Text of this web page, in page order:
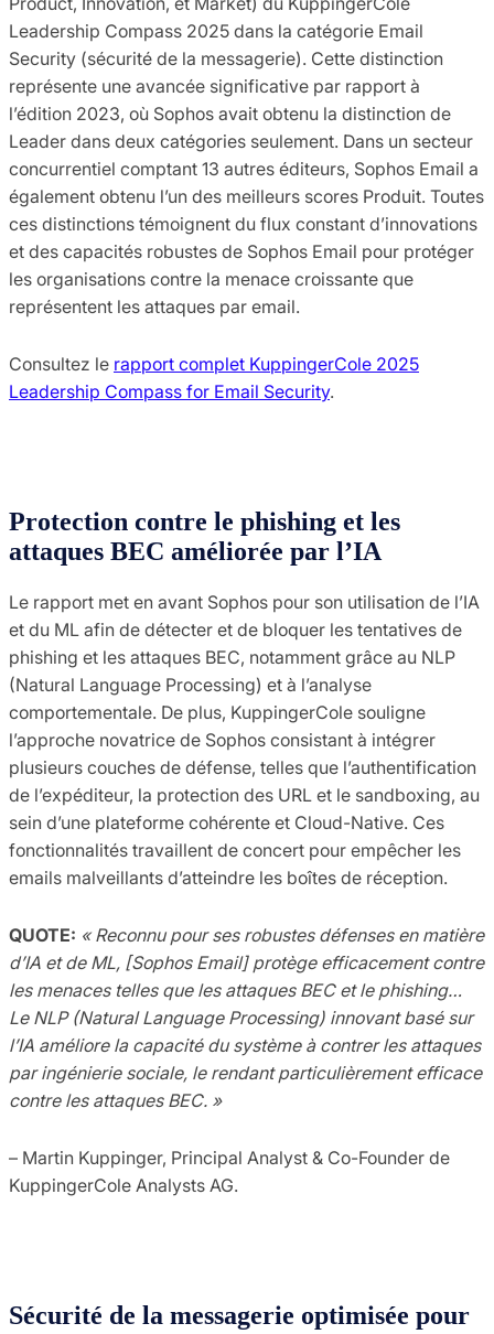
Leadership Compass 2025 dans la catégorie Email
Security (sécurité de la messagerie). Cette distinction
représente une avancée significative par rapport à
l’édition 2023, où Sophos avait obtenu la distinction de
Leader dans deux catégories seulement. Dans un secteur
concurrentiel comptant 13 autres éditeurs, Sophos Email a
également obtenu l’un des meilleurs scores Produit. Toutes
ces distinctions témoignent du flux constant d’innovations
et des capacités robustes de Sophos Email pour protéger
les organisations contre la menace croissante que
représentent les attaques par email.
Consultez le rapport complet KuppingerCole 2025
Leadership Compass for Email Security.
Protection contre le phishing et les
attaques BEC améliorée par l’IA
Le rapport met en avant Sophos pour son utilisation de l’IA
et du ML afin de détecter et de bloquer les tentatives de
phishing et les attaques BEC, notamment grâce au NLP
(Natural Language Processing) et à l’analyse
comportementale. De plus, KuppingerCole souligne
l’approche novatrice de Sophos consistant à intégrer
plusieurs couches de défense, telles que l’authentification
de l’expéditeur, la protection des URL et le sandboxing, au
sein d’une plateforme cohérente et Cloud-Native. Ces
fonctionnalités travaillent de concert pour empêcher les
emails malveillants d’atteindre les boîtes de réception.
QUOTE: « Reconnu pour ses robustes défenses en matière
d’IA et de ML, [Sophos Email] protège efficacement contre
les menaces telles que les attaques BEC et le phishing…
Le NLP (Natural Language Processing) innovant basé sur
l’IA améliore la capacité du système à contrer les attaques
par ingénierie sociale, le rendant particulièrement efficace
contre les attaques BEC. »
– Martin Kuppinger, Principal Analyst & Co-Founder de
KuppingerCole Analysts AG.
Sécurité de la messagerie optimisée pour